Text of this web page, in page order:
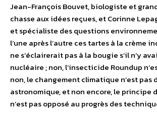
Jean-François Bouvet, biologiste et
chasse aux idées reçues, et Corinne
et spécialiste des questions
l’une après l’autre ces tartes à la crème
ne s’éclairerait pas à la bougie s’il n’y
nucléaire ; non, l’insecticide Roundup
non, le changement climatique n’est pas
astronomique, et non encore, le principe
n’est pas opposé au progrès des